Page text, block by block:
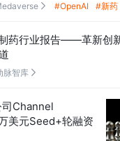
 #OpenAI #新药
药行业报告——革新创
脉智库 
司Channel
美元Seed+轮融资